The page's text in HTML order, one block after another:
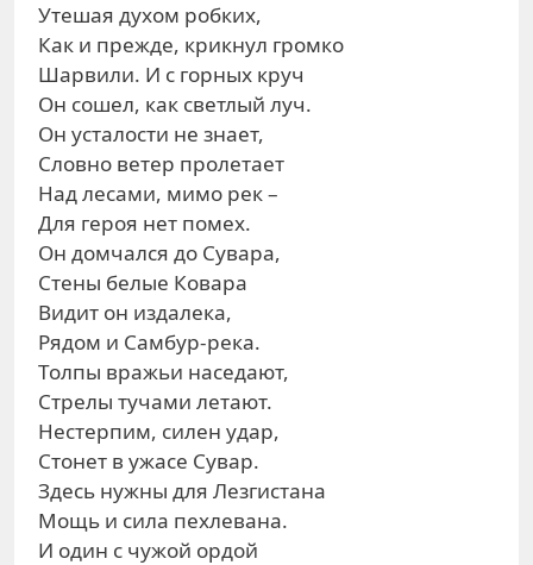
Утешая духом робких,
Как и прежде, крикнул громко
Шарвили. И с горных круч
Он сошел, как светлый луч.
Он усталости не знает,
Словно ветер пролетает
Над лесами, мимо рек –
Для героя нет помех.
Он домчался до Сувара,
Стены белые Ковара
Видит он издалека,
Рядом и Самбур-река.
Толпы вражьи наседают,
Стрелы тучами летают.
Нестерпим, силен удар,
Стонет в ужасе Сувар.
Здесь нужны для Лезгистана
Мощь и сила пехлевана.
И один с чужой ордой